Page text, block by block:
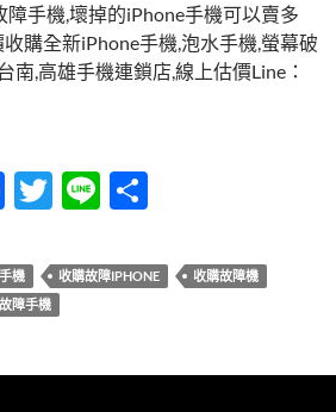
障手機,壞掉的iPhone手機可以賣多
購全新iPhone手機,泡水手機,螢幕破
南,高雄手機連鎖店,線上估價Line：
高雄收購故障手機 (2018/1/24收購故障
F
e
b
o
T
itt
er
Li
e
機 收購故障IPHONE
收購故障機
障手機